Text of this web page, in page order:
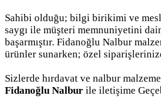
Sahibi olduğu; bilgi birikimi ve
saygı ile müşteri memnuniyetini
başarmıştır. Fidanoğlu Nalbur
ürünler sunarken; özel
Sizlerde hırdavat ve nalbur
Fidanoğlu Nalbur ile iletişime